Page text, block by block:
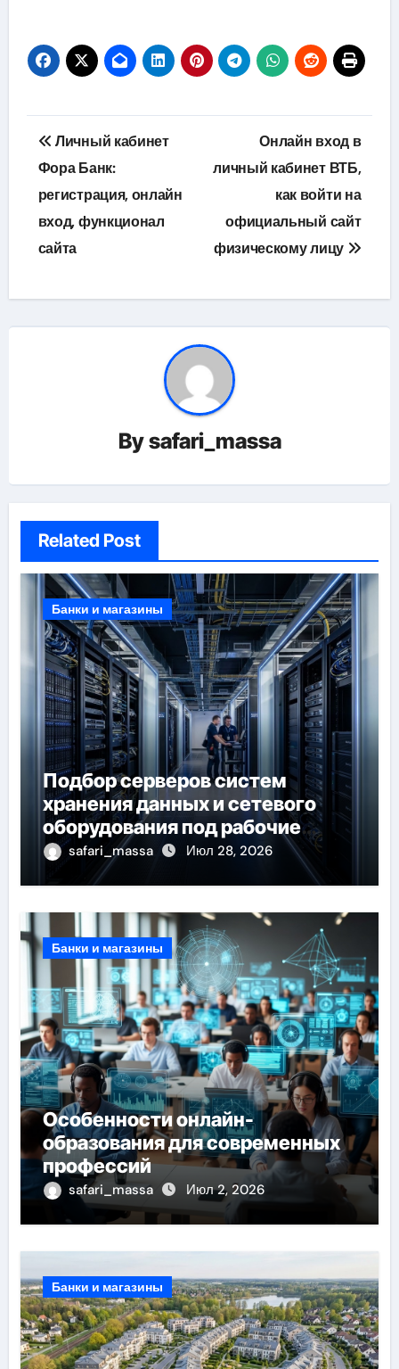
Навигация
по
записям
Личный кабинет
Фора Банк:
регистрация, онлайн
вход, функционал
сайта
Онлайн вход в
личный кабинет ВТБ,
как войти на
официальный сайт
физическому лицу
Bysafari_massa
Related Post
Банки и магазины
Подбор серверов систем
хранения данных и сетевого
оборудования под рабочие
задачи
safari_massa Июл 28, 2026
Банки и магазины
Особенности онлайн-
образования для современных
профессий
safari_massa Июл 2, 2026
Банки и магазины